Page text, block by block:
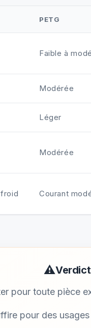
ABS, ASA, PA
PETG
Faible à
Modérée
Léger
Modérée
Courant
⚠
pour toute pièce
pour des